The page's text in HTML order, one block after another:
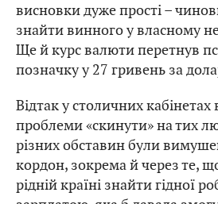
висновки дуже прості –
знайти винного у власному
Ще й курс валюти перетнув
позначку у 27 гривень за
Відтак у столичних кабінетах
проблеми «скинути» на тих
різних обставин були
кордон, зокрема й через те,
рідній країні знайти гідної